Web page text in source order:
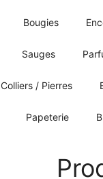
Bougies
Sauges
Colliers / Pierres
Papeterie